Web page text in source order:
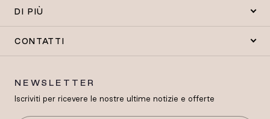
DI PIÙ
CONTATTI
NEWSLETTER
Iscriviti per ricevere le nostre ultime notizie e offerte